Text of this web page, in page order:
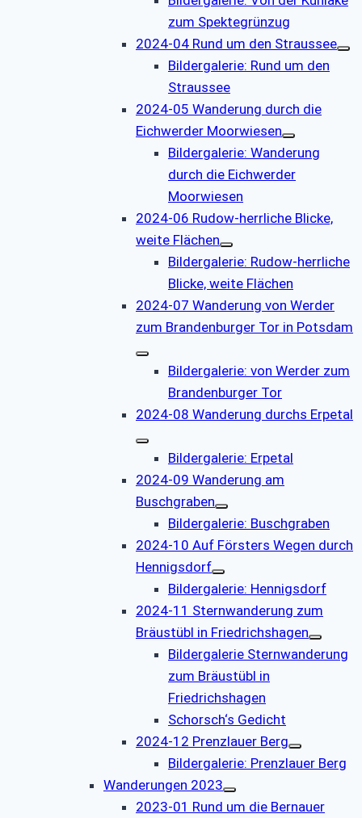
zum Spektegrünzug
2024-04 Rund um den Straussee
Bildergalerie: Rund um den
Straussee
2024-05 Wanderung durch die
Eichwerder Moorwiesen
Bildergalerie: Wanderung
durch die Eichwerder
Moorwiesen
2024-06 Rudow-herrliche Blicke,
weite Flächen
Bildergalerie: Rudow-herrliche
Blicke, weite Flächen
2024-07 Wanderung von Werder
zum Brandenburger Tor in Potsdam
Bildergalerie: von Werder zum
Brandenburger Tor
2024-08 Wanderung durchs Erpetal
Bildergalerie: Erpetal
2024-09 Wanderung am
Buschgraben
Bildergalerie: Buschgraben
2024-10 Auf Försters Wegen durch
Hennigsdorf
Bildergalerie: Hennigsdorf
2024-11 Sternwanderung zum
Bräustübl in Friedrichshagen
Bildergalerie Sternwanderung
zum Bräustübl in
Friedrichshagen
Schorsch‘s Gedicht
2024-12 Prenzlauer Berg
Bildergalerie: Prenzlauer Berg
Wanderungen 2023
2023-01 Rund um die Bernauer